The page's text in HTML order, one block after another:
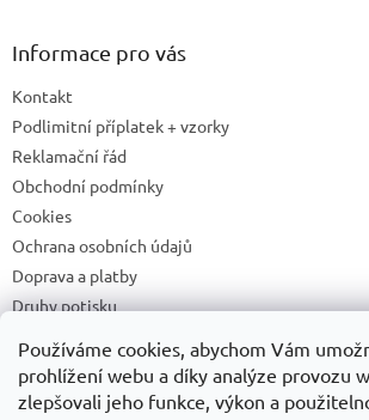
Používáme cookies, abychom Vám
prohlížení webu a díky analýze provozu
zlepšovali jeho funkce, výkon a
Informace pro vás
Kontakt
Podlimitní příplatek + vzorky
Reklamační řád
Obchodní podmínky
Cookies
Ochrana osobních údajů
Doprava a platby
Druhy potisku
Recyklační příspěvky a zpětný odběr